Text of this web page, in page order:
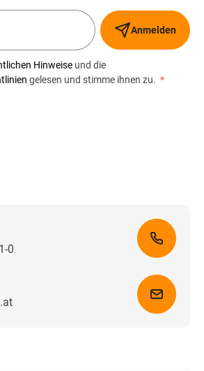
Anmelden
Hinweise und die
gelesen und stimme ihnen zu. *
0
erhalten